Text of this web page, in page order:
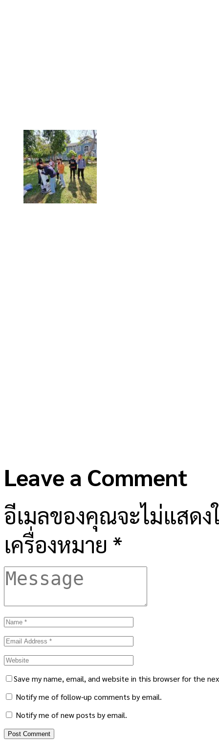
Leave a Comment
อีเมลของคุณจะไม่แสด
เครื่องหมาย *
Save my name, email, and website in this browser for the
Notify me of follow-up comments by email.
Notify me of new posts by email.